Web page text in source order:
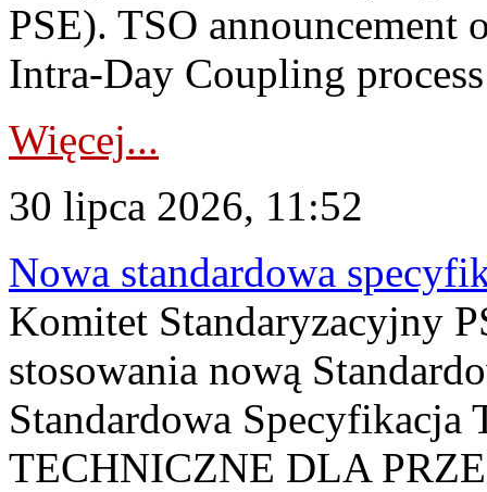
PSE). TSO announcement
Intra-Day Coupling
Więcej...
30 lipca 2026, 11:52
Nowa standardowa
Komitet Standaryzacyjny
stosowania nową
Standardowa
TECHNICZNE DLA